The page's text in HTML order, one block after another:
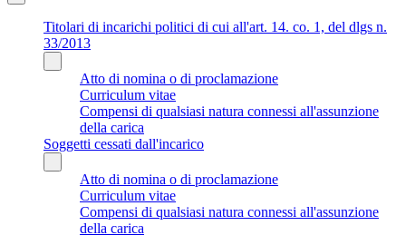
Titolari di incarichi politici di cui all'art. 14. co. 1, del dlgs n.
33/2013
Atto di nomina o di proclamazione
Curriculum vitae
Compensi di qualsiasi natura connessi all'assunzione
della carica
Soggetti cessati dall'incarico
Atto di nomina o di proclamazione
Curriculum vitae
Compensi di qualsiasi natura connessi all'assunzione
della carica